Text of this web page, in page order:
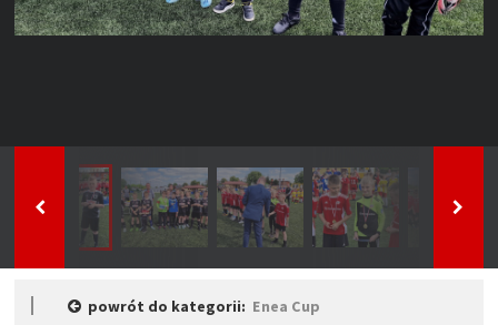
powrót do kategorii: Enea Cup